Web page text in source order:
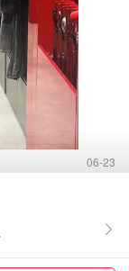
06-23